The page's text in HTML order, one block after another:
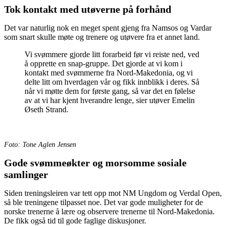
Tok kontakt med utøverne på forhånd
Det var naturlig nok en meget spent gjeng fra Namsos og Vardar
som snart skulle møte og trenere og utøvere fra et annet land.
Vi svømmere gjorde litt forarbeid før vi reiste ned, ved
å opprette en snap-gruppe. Det gjorde at vi kom i
kontakt med svømmerne fra Nord-Makedonia, og vi
delte litt om hverdagen vår og fikk innblikk i deres. Så
når vi møtte dem for første gang, så var det en følelse
av at vi har kjent hverandre lenge, sier utøver Emelin
Øseth Strand.
Foto: Tone Aglen Jensen
Gode svømmeøkter og morsomme sosiale
samlinger
Siden treningsleiren var tett opp mot NM Ungdom og Verdal Open,
så ble treningene tilpasset noe. Det var gode muligheter for de
norske trenerne å lære og observere trenerne til Nord-Makedonia.
De fikk også tid til gode faglige diskusjoner.